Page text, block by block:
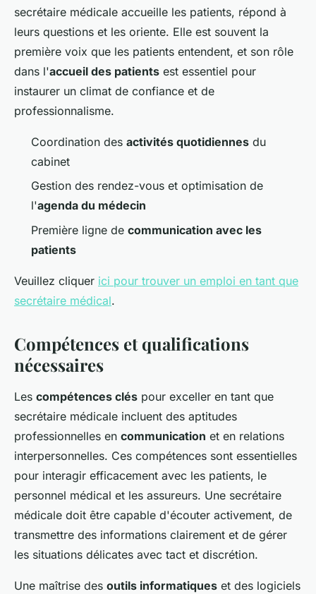
secrétaire médicale accueille les patients, répond à
leurs questions et les oriente. Elle est souvent la
première voix que les patients entendent, et son rôle
dans l'accueil des patients est essentiel pour
instaurer un climat de confiance et de
professionnalisme.
Coordination des activités quotidiennes du
cabinet
Gestion des rendez-vous et optimisation de
l'agenda du médecin
Première ligne de communication avec les
patients
Veuillez cliquer ici pour trouver un emploi en tant que
secrétaire médical.
Compétences et qualifications
nécessaires
Les compétences clés pour exceller en tant que
secrétaire médicale incluent des aptitudes
professionnelles en communication et en relations
interpersonnelles. Ces compétences sont essentielles
pour interagir efficacement avec les patients, le
personnel médical et les assureurs. Une secrétaire
médicale doit être capable d'écouter activement, de
transmettre des informations clairement et de gérer
les situations délicates avec tact et discrétion.
Une maîtrise des outils informatiques et des logiciels